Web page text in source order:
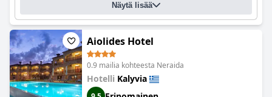
Näytä lisää
Aiolides Hotel
0.9 mailia kohteesta Neraida
Hotelli Kalyvia